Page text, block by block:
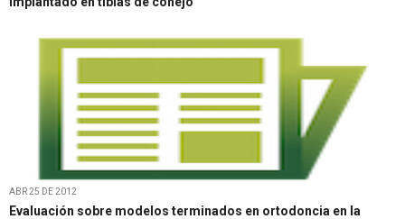
ABR 25 DE 2012
Evaluación sobre modelos terminados en ortodoncia en la